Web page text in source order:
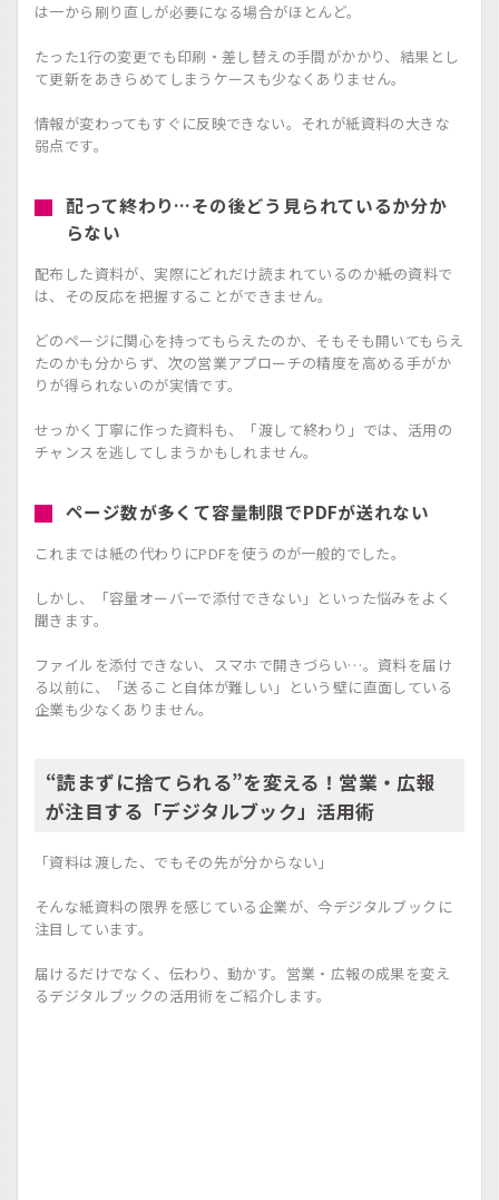
は一から刷り直しが必要になる場合がほとんど。
たった1行の変更でも印刷・差し替えの手間がかかり、結果とし
て更新をあきらめてしまうケースも少なくありません。
情報が変わってもすぐに反映できない。それが紙資料の大きな
弱点です。
配って終わり…その後どう見られているか分か
らない
配布した資料が、実際にどれだけ読まれているのか――紙の資料で
は、その反応を把握することができません。
どのページに関心を持ってもらえたのか、そもそも開いてもらえ
たのかも分からず、次の営業アプローチの精度を高める手がか
りが得られないのが実情です。
せっかく丁寧に作った資料も、「渡して終わり」では、活用の
チャンスを逃してしまうかもしれません。
ページ数が多くて容量制限でPDFが送れない
これまでは紙の代わりにPDFを使うのが一般的でした。
しかし、「容量オーバーで添付できない」といった悩みをよく
聞きます。
ファイルを添付できない、スマホで開きづらい…。資料を届け
る以前に、「送ること自体が難しい」という壁に直面している
企業も少なくありません。
“読まずに捨てられる”を変える！営業・広報
が注目する「デジタルブック」活用術
「資料は渡した、でもその先が分からない」
そんな紙資料の限界を感じている企業が、今デジタルブックに
注目しています。
届けるだけでなく、伝わり、動かす。営業・広報の成果を変え
るデジタルブックの活用術をご紹介します。